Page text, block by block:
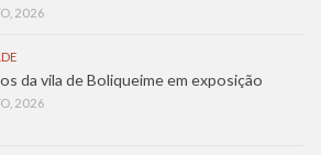
2026
da vila de Boliqueime em exposição
2026